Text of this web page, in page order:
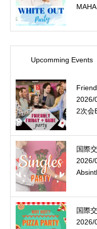
Upcomming Events
2026/
2次会
国際
2026/
国際
2026/